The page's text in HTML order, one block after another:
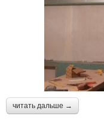
читать дальше →